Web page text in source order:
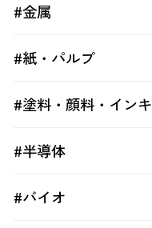
#金属
#紙・パルプ
#塗料・顔料・インキ
#半導体
#バイオ